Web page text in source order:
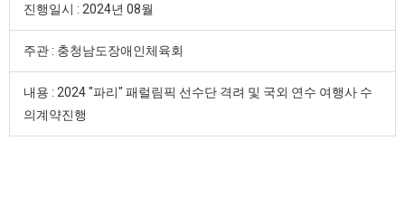
진행일시 : 2024년 08월
주관 : 충청남도장애인체육회
내용 : 2024 "파리" 패럴림픽 선수단 격려 및 국외 연수 여행사 수
의계약진행